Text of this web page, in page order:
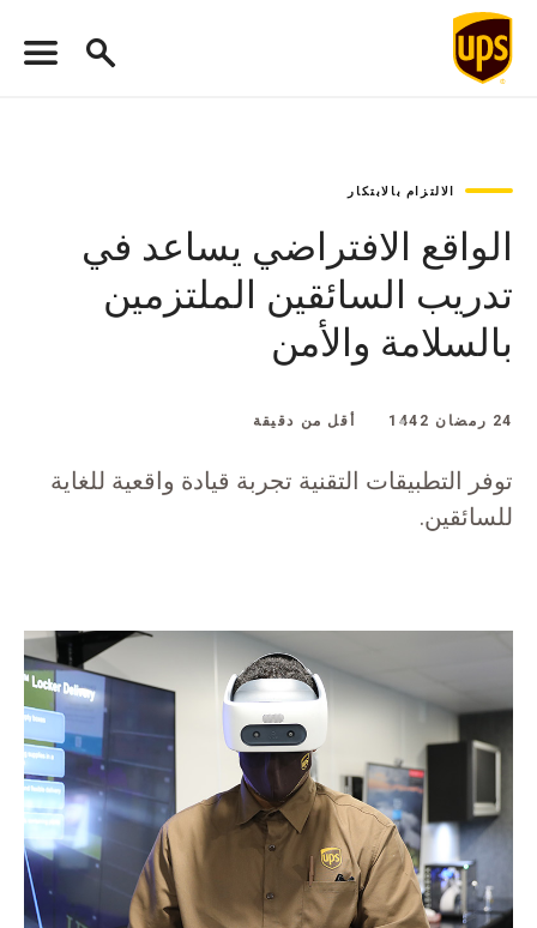
الالتزام بالابتكار
الواقع الافتراضي يساعد في
تدريب السائقين الملتزمين
بالسلامة والأمن
24 رمضان 1442 أقل من دقيقة
توفر التطبيقات التقنية تجربة قيادة واقعية للغاية
للسائقين.